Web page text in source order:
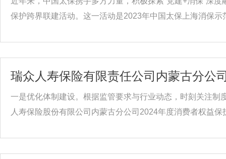
保护跨界联建活动。这一活动是2023年中国太保上海消保示
瑞众人寿保险有限责任公司内蒙古分公
一是优化体制建设。根据监管要求与行业动态，时刻关注
人寿保险股份有限公司内蒙古分公司2024年度消费者权益保